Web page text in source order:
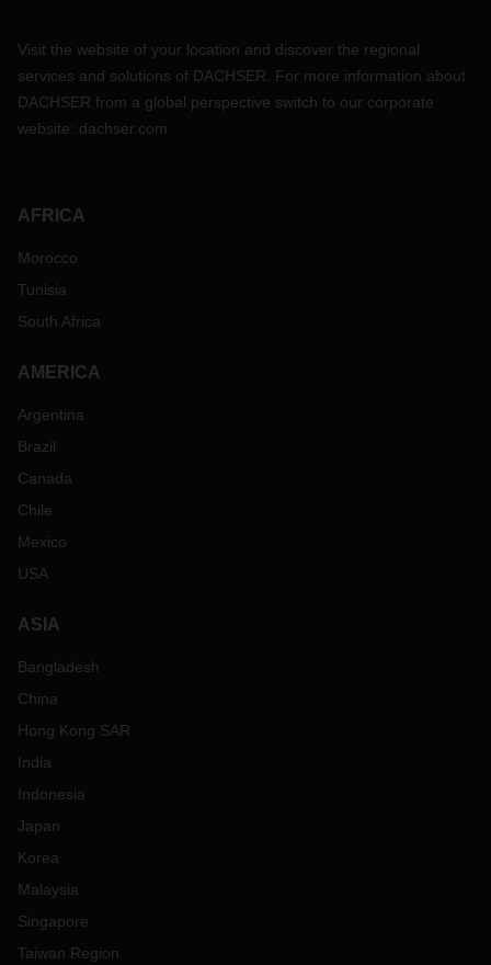
Visit the website of your location and discover the regional
services and solutions of DACHSER. For more information about
DACHSER from a global perspective switch to our corporate
website: dachser.com
AFRICA
Morocco
Tunisia
South Africa
AMERICA
Argentina
Brazil
Canada
Chile
Mexico
USA
ASIA
Bangladesh
China
Hong Kong SAR
India
Indonesia
Japan
Korea
Malaysia
Singapore
Taiwan Region